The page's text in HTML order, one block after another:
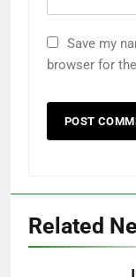
Save my
browser for
Related